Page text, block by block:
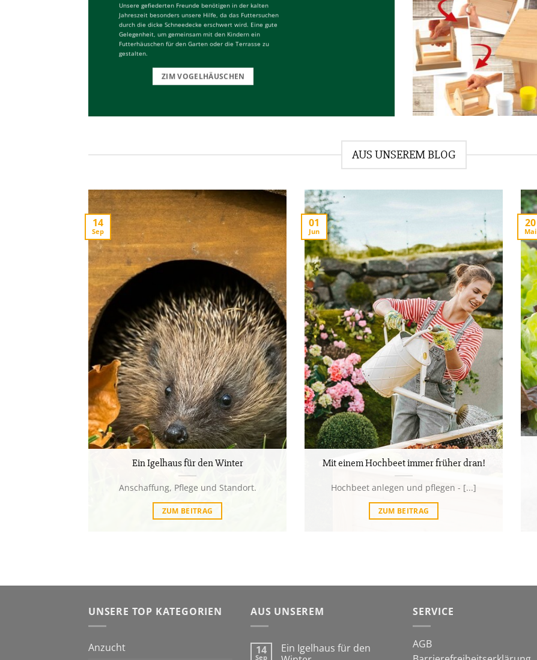
Unsere gefiederten Freunde benötigen in der kalten
Jahreszeit besonders unsere Hilfe, da das Futtersuchen
durch die dicke Schneedecke erschwert wird. Eine gute
Gelegenheit, um gemeinsam mit den Kindern ein
Futterhäuschen für den Garten oder die Terrasse zu
gestalten.
ZIM VOGELHÄUSCHEN
AUS UNSEREM BLOG
Ein Igelhaus für den Winter
Anschaffung, Pflege und Standort.
ZUM BEITRAG
14
Sep
Mit einem Hochbeet immer früher dran!
Hochbeet anlegen und pflegen - [...]
ZUM BEITRAG
01
Jun
20
Mai
UNSERE TOP KATEGORIEN
Anzucht
AUS UNSEREM
14
Sep
Ein Igelhaus für den
SERVICE
AGB